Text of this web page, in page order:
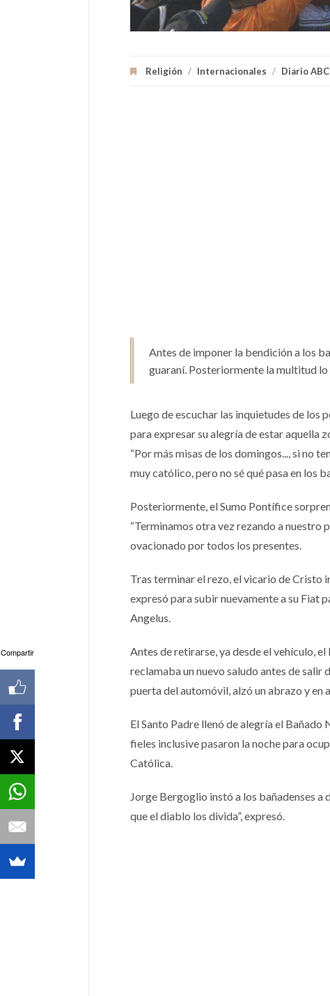
Religión / Internacionales / Diario
Antes de imponer la bendición a los
guaraní. Posteriormente la multitud
Luego de escuchar las inquietudes de
para expresar su alegría de estar aquella
“Por más misas de los domingos..., si no
muy católico, pero no sé qué pasa en los
Posteriormente, el Sumo Pontífice
“Terminamos otra vez rezando a nuestro
ovacionado por todos los presentes.
Tras terminar el rezo, el vicario de Cristo
expresó para subir nuevamente a su Fiat
Angelus.
Antes de retirarse, ya desde el vehículo,
reclamaba un nuevo saludo antes de
puerta del automóvil, alzó un abrazo y en
El Santo Padre llenó de alegría el
fieles inclusive pasaron la noche para
Católica.
Jorge Bergoglio instó a los bañadenses a
que el diablo los divida”, expresó.
Compartir